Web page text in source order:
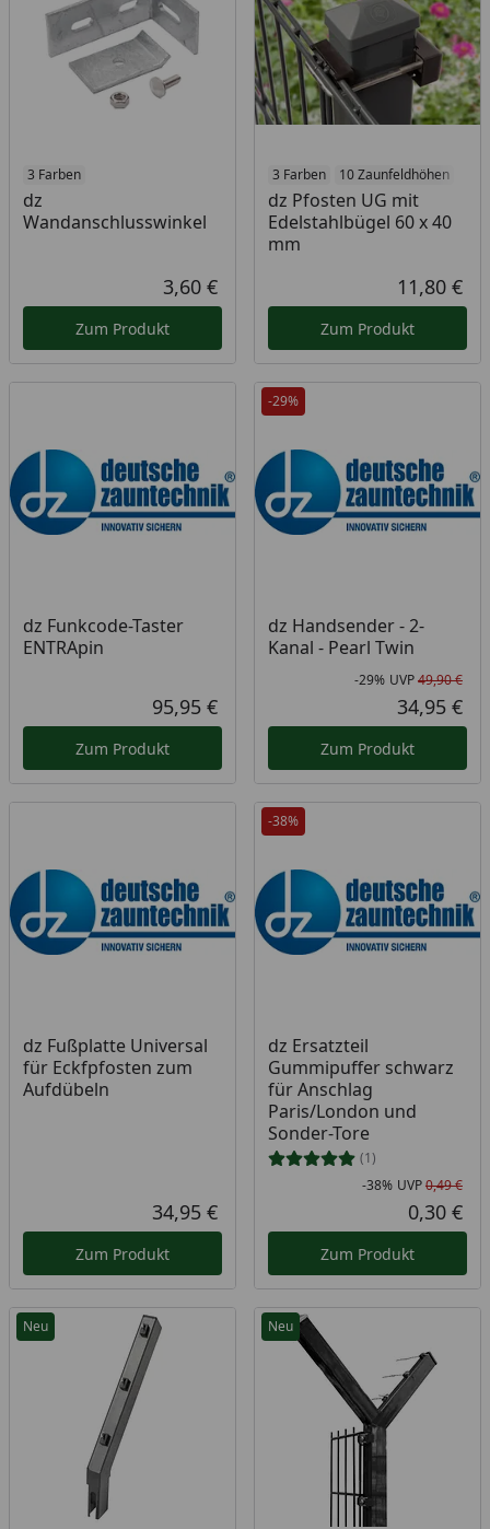
3 Farben
dz
Wandanschlusswinkel
Aktueller Preis
3,60 €
Zum Produkt
3 Farben 10 Zaunfeldhöhen
dz Pfosten UG mit
Edelstahlbügel 60 x 40
mm
11,80 €
Zum Produkt
dz Funkcode-Taster
ENTRApin
Aktueller Preis
95,95 €
Zum Produkt
-29%
dz Handsender - 2-
Kanal - Pearl Twin
-29% UVP49,90 €
34,95 €
Zum Produkt
dz Fußplatte Universal
für Eckfpfosten zum
Aufdübeln
Aktueller Preis
34,95 €
Zum Produkt
-38%
dz Ersatzteil
Gummipuffer schwarz
für Anschlag
Paris/London und
Sonder-Tore
(1)
-38% UVP0,49 €
0,30 €
Zum Produkt
Neu Neu